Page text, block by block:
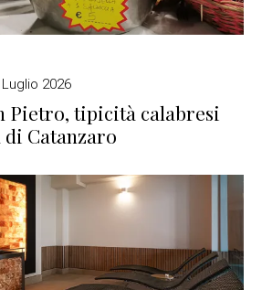
Luglio 2026
Pietro, tipicità calabresi
Catanzaro